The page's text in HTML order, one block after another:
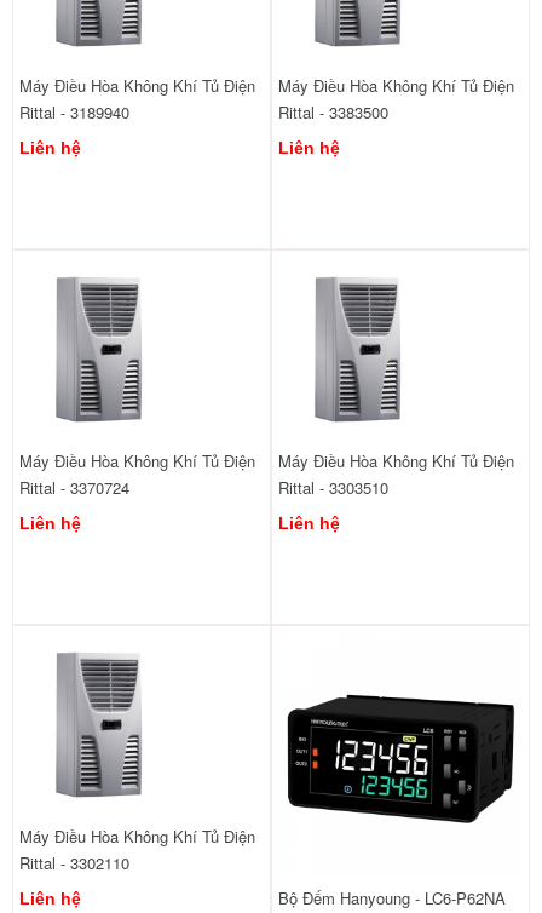
Máy Điều Hòa Không Khí Tủ Điện
Rittal - 3189940
Liên hệ
Máy Điều Hòa Không Khí Tủ Điện
Rittal - 3383500
Liên hệ
Máy Điều Hòa Không Khí Tủ Điện
Rittal - 3370724
Liên hệ
Máy Điều Hòa Không Khí Tủ Điện
Rittal - 3303510
Liên hệ
Máy Điều Hòa Không Khí Tủ Điện
Rittal - 3302110
Liên hệ Bộ Đếm Hanyoung - LC6-P62NA